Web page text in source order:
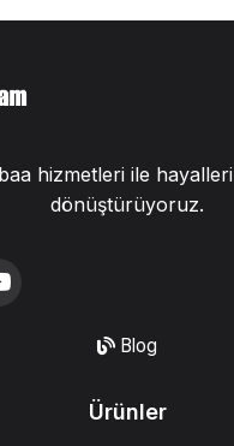
hizmetleri ile
dönüştürüyoruz.
Blog
Ürünler